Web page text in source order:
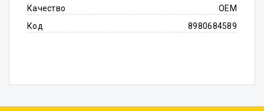
Качество
OEM
Код
8980684589